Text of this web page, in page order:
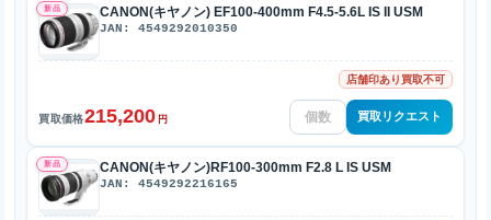
新品 CANON(キヤノン) EF100-400mm F4.5-5.6L IS II USM
JAN: 4549292010350
店舗印あり買取不可
買取価格215,200 円 買取リクエスト
新品 CANON(キヤノン)RF100-300mm F2.8 L IS USM
JAN: 4549292216165